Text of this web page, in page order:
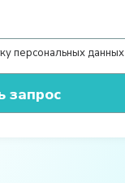
персональных данных